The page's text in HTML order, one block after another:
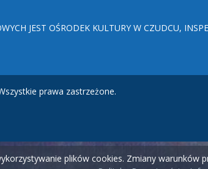
JEST OŚRODEK KULTURY W CZUDCU,
prawa zastrzeżone.
plików cookies. Zmiany